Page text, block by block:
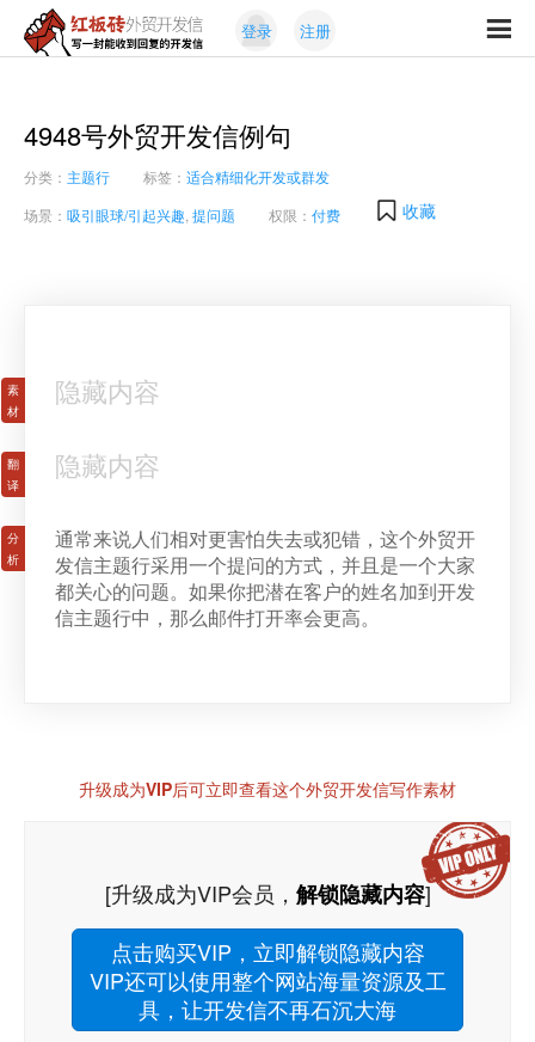
红
外
贸
开
发
信
封
能
收
到
登录 注册
4948号外贸开发信例句
分类： 主题行 标签： 适合精细化开发或群发
场景： 吸引眼球/引起兴趣 提问题 权限： 付费 收藏
隐藏内容
隐藏内容
通常来说人们相对更害怕失去或犯错，这个外贸开
发信主题行采用一个提问的方式，并且是一个大家
都关心的问题。如果你把潜在客户的姓名加到开发
信主题行中，那么邮件打开率会更高。
升级成为VIP后可立即查看这个外贸开发信写作素材
[升级成为VIP会员， 解锁隐藏内容]
点击购买VIP，立即解锁隐藏内容
VIP还可以使用整个网站海量资源及工
具，让开发信不再石沉大海